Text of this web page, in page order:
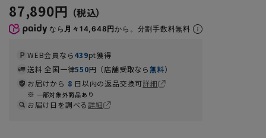
87,890円
なら 月々14,648円から。分割手数料無料
WEB会員なら439pt獲得
送料 全国一律550円（店舗受取なら無料）
お届けから 8 日以内の返品交換可詳細
一部対象外商品あり
お届け日を調べる詳細